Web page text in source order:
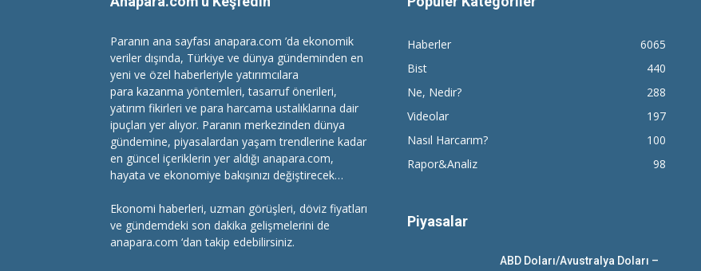
Paranın ana sayfası anapara.com ’da ekonomik
veriler dışında, Türkiye ve dünya gündeminden en
yeni ve özel haberleriyle yatırımcılara
para kazanma yöntemleri, tasarruf önerileri,
yatırım fikirleri ve para harcama ustalıklarına dair
ipuçları yer alıyor. Paranın merkezinden dünya
gündemine, piyasalardan yaşam trendlerine kadar
en güncel içeriklerin yer aldığı anapara.com,
hayata ve ekonomiye bakışınızı değiştirecek…
Ekonomi haberleri, uzman görüşleri, döviz fiyatları
ve gündemdeki son dakika gelişmelerini de
anapara.com ‘dan takip edebilirsiniz.
Haberler
6065
Bist
440
Ne, Nedir?
288
Videolar
197
Nasıl Harcarım?
100
Rapor&Analiz
98
Piyasalar
ABD Doları/Avustralya Doları –